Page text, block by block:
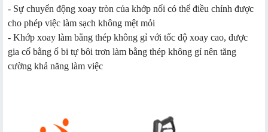
- Sự chuyển động xoay tròn của khớp nối có thể điều chỉnh được
cho phép việc làm sạch không mệt mỏi
- Khớp xoay làm bằng thép không gỉ với tốc độ xoay cao, được
gia cố bằng ổ bi tự bôi trơn làm bằng thép không gỉ nên tăng
cường khả năng làm việc